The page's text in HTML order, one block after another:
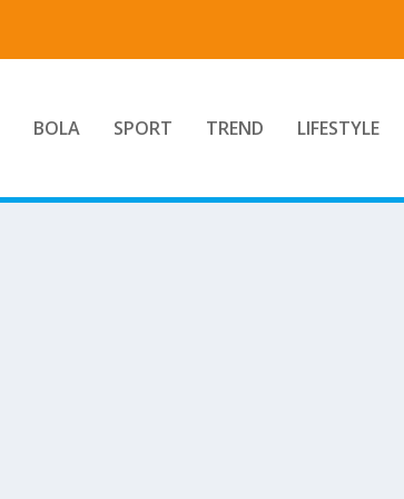
BOLA SPORT TREND LIFESTYLE